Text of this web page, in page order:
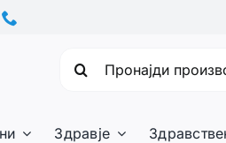
Здравје